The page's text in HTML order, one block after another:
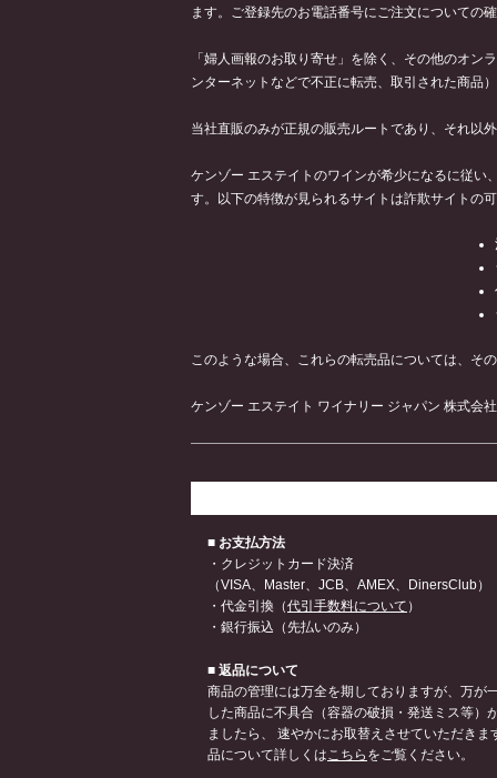
ます。ご登録先のお電話番号にご注文についての
「婦人画報のお取り寄せ」を除く、その他のオ
ンターネットなどで不正に転売、取引された商品
当社直販のみが正規の販売ルートであり、それ以
ケンゾー エステイトのワインが希少になるに従い
す。以下の特徴が見られるサイトは詐欺サイトの
このような場合、これらの転売品については、そ
ケンゾー エステイト ワイナリー ジャパン 株式会社
■ お支払方法
・クレジットカード決済
（VISA、Master、JCB、AMEX、DinersClub）
・代金引換（代引手数料について ）
・銀行振込（先払いのみ）
■ 返品について
商品の管理には万全を期しておりますが、万が
した商品に不具合（容器の破損・発送ミス等）
ましたら、 速やかにお取替えさせていただきま
品について詳しくは こちら をご覧ください。